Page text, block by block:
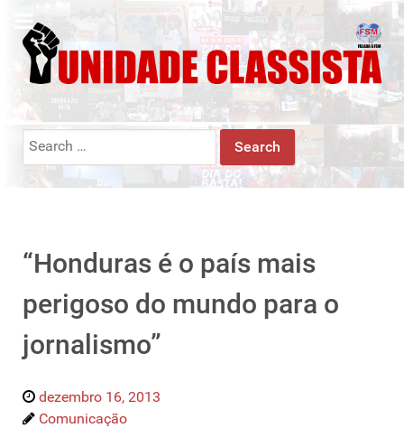
Search
“Honduras é o país mais
perigoso do mundo para o
jornalismo”
dezembro 16, 2013
Comunicação